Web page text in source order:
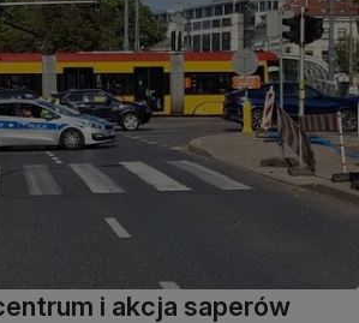
i akcja saperów